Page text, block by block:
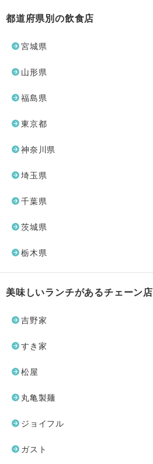
都道府県別の飲食店
宮城県
山形県
福島県
東京都
神奈川県
埼玉県
千葉県
茨城県
栃木県
美味しいランチがあるチェーン店
吉野家
すき家
松屋
丸亀製麺
ジョイフル
ガスト